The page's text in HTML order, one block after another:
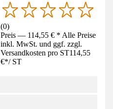
(0)
Preis — 114,55 € * Alle Preise
inkl. MwSt. und ggf. zzgl.
Versandkosten pro ST114,55
€*/ ST